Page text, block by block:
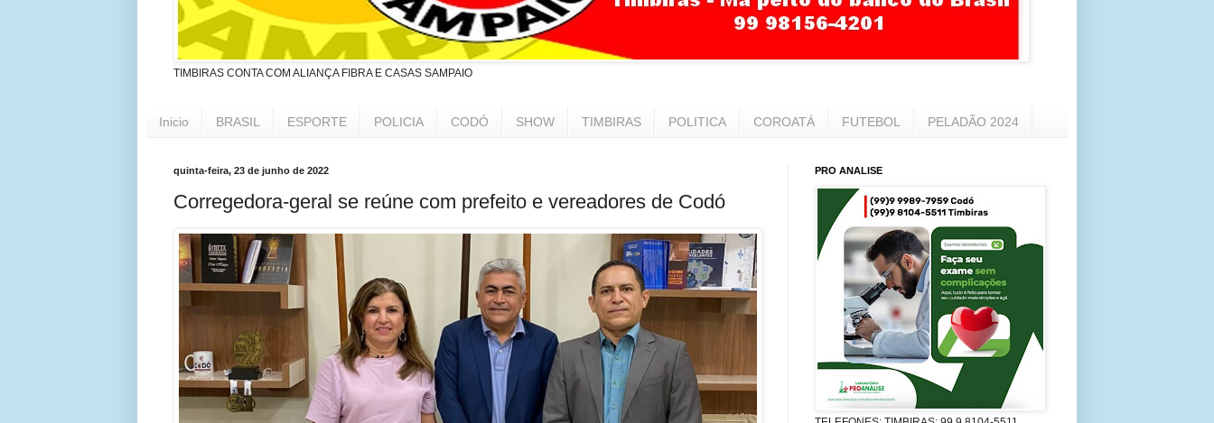
TIMBIRAS CONTA COM ALIANÇA FIBRA E CASAS SAMPAIO
Inicio BRASIL ESPORTE POLICIA CODÓ SHOW TIMBIRAS POLITICA COROATÁ FUTEBOL PELADÃO 2024
quinta-feira, 23 de junho de 2022
Corregedora-geral se reúne com prefeito e vereadores de Codó
PRO ANALISE